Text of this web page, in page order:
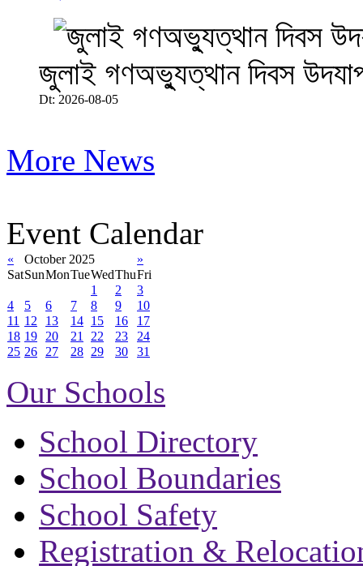
জুলাই গণঅভ্যুত্থান দিবস
Dt: 2026-08-05
More News
Event Calendar
« October 2025
»
SatSunMonTueWedThuFri
1
2
3
4
5 6 7 8 9
10
11 12 13 14 15 16
17
18 19 20 21 22 23
24
25 26 27 28 29 30 31
Our Schools
School Directory
School Boundaries
School Safety
Registration &